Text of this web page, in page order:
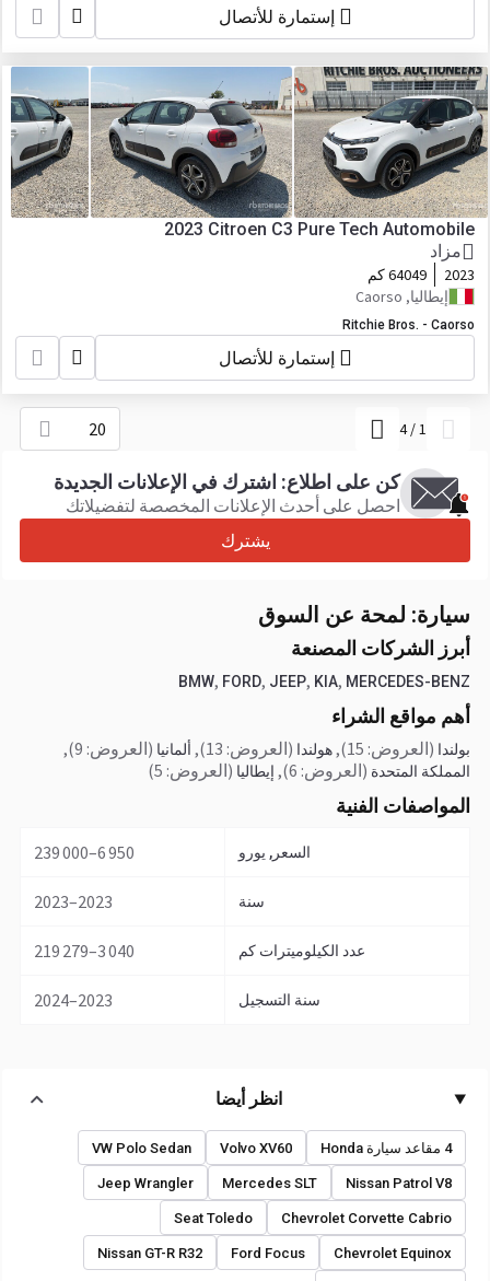
إستمارة للأتصال
2023 Citroen C3 Pure Tech Automobile
مزاد
2023
64049 كم
إيطاليا, Caorso
Ritchie Bros. - Caorso
إستمارة للأتصال
1
/
4
20
كن على اطلاع: اشترك في الإعلانات الجديدة
احصل على أحدث الإعلانات المخصصة لتفضيلاتك
يشترك
سيارة: لمحة عن السوق
أبرز الشركات المصنعة
BMW, FORD, JEEP, KIA, MERCEDES-BENZ
أهم مواقع الشراء
بولندا (العروض: 15) ,هولندا (العروض: 13) , ألمانيا (العروض: 9) ,
المملكة المتحدة (العروض: 6) , إيطاليا (العروض: 5)
المواصفات الفنية
السعر, يورو 6 950–239 000
سنة 2023–2023
عدد الكيلوميترات كم 3 040–219 279
سنة التسجيل 2023–2024
انظر أيضا
4 مقاعد سيارة Honda Volvo XV60
VW Polo Sedan
Nissan Patrol V8
Mercedes SLT
Jeep Wrangler
Chevrolet Corvette Cabrio
Seat Toledo
Chevrolet Equinox
Ford Focus
Nissan GT-R R32